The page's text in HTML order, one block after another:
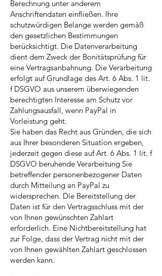
Berechnung unter anderem
Anschriftendaten einfließen. Ihre
schutzwürdigen Belange werden gemäß
den gesetzlichen Bestimmungen
berücksichtigt. Die Datenverarbeitung
dient dem Zweck der Bonitätsprüfung für
eine Vertragsanbahnung. Die Verarbeitung
erfolgt auf Grundlage des Art. 6 Abs. 1 lit.
f DSGVO aus unserem überwiegenden
berechtigten Interesse am Schutz vor
Zahlungsausfall, wenn PayPal in
Vorleistung geht.
Sie haben das Recht aus Gründen, die sich
aus Ihrer besonderen Situation ergeben,
jederzeit gegen diese auf Art. 6 Abs. 1 lit. f
DSGVO beruhende Verarbeitung Sie
betreffender personenbezogener Daten
durch Mitteilung an PayPal zu
widersprechen. Die Bereitstellung der
Daten ist für den Vertragsschluss mit der
von Ihnen gewünschten Zahlart
erforderlich. Eine Nichtbereitstellung hat
zur Folge, dass der Vertrag nicht mit der
von Ihnen gewählten Zahlart geschlossen
werden kann.